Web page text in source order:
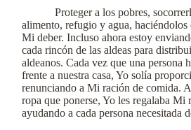
Proteger a los pobres,
alimento, refugio y agua, haciéndolos
Mi deber. Incluso ahora estoy
cada rincón de las aldeas para
aldeanos. Cada vez que una persona
frente a nuestra casa, Yo solía
renunciando a Mi ración de comida.
ropa que ponerse, Yo les regalaba Mi
ayudando a cada persona necesitada